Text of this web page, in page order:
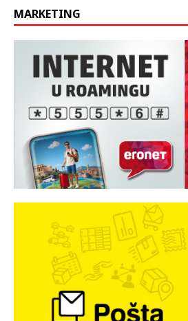
MARKETING